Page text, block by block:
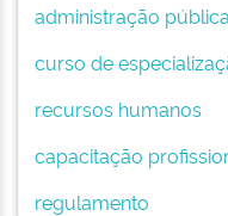
administração
curso de
recursos humanos
capacitação
regulamento